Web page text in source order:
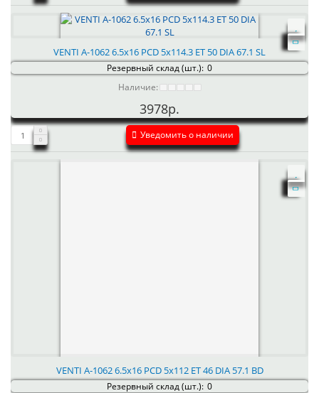
VENTI А-1062 6.5x16 PCD 5x114.3 ET 50 DIA 67.1 SL
Резервный склад (шт.): 0
Наличие:
3978р.
Уведомить о наличии
VENTI А-1062 6.5x16 PCD 5x112 ET 46 DIA 57.1 BD
Резервный склад (шт.): 0